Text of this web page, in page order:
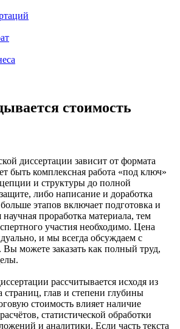
стоимость
диссертации зависит от формата
быть комплексная работа «под ключ»
и структуры до полной
либо написание и доработка
этапов включает подготовка и
научная проработка материала, тем
участия необходимо. Цена
и мы всегда обсуждаем с
Вы можете заказать как полный труд,
рассчитывается исходя из
глав и степени глубины
стоимость влияет наличие
статистической обработки
и аналитики. Если часть текста